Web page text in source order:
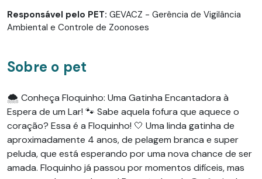
Responsável pelo PET: GEVACZ - Gerência de Vigilância
Ambiental e Controle de Zoonoses
Sobre o pet
🌨️ Conheça Floquinho: Uma Gatinha Encantadora à
Espera de um Lar! 🐾 Sabe aquela fofura que aquece o
coração? Essa é a Floquinho! 🤍 Uma linda gatinha de
aproximadamente 4 anos, de pelagem branca e super
peluda, que está esperando por uma nova chance de ser
amada. Floquinho já passou por momentos difíceis, mas